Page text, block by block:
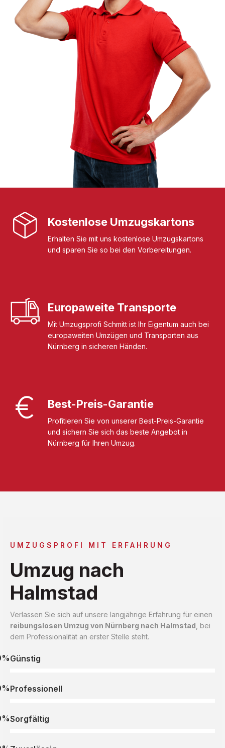
Kostenlose Umzugskartons
Erhalten Sie mit uns kostenlose Umzugskartons
und sparen Sie so bei den Vorbereitungen.
Europaweite Transporte
Mit Umzugsprofi Schmitt ist Ihr Eigentum auch bei
europaweiten Umzügen und Transporten aus
Nürnberg in sicheren Händen.
Best-Preis-Garantie
Profitieren Sie von unserer Best-Preis-Garantie
und sichern Sie sich das beste Angebot in
Nürnberg für Ihren Umzug.
UMZUGSPROFI MIT ERFAHRUNG
Umzug nach
Halmstad
Verlassen Sie sich auf unsere langjährige Erfahrung für einen
reibungslosen Umzug von Nürnberg nach Halmstad , bei
dem Professionalität an erster Stelle steht.
Günstig
Professionell
Sorgfältig